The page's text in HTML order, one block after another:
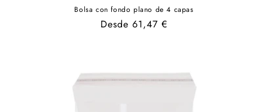
Bolsa con fondo plano de 4 capas
Precio
Desde 61,47 €